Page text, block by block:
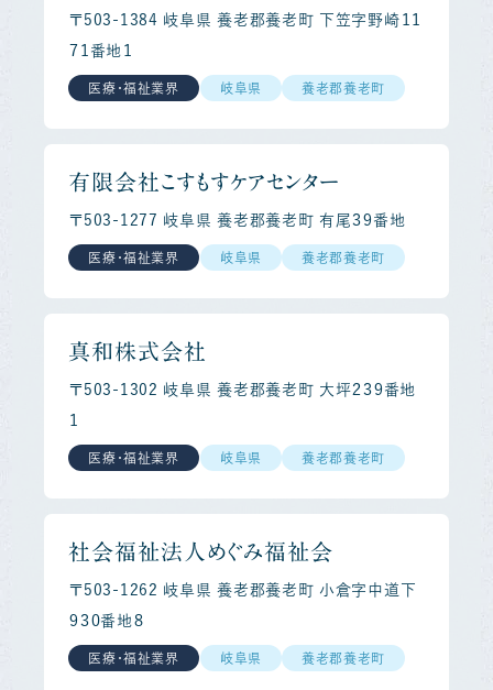
〒503-1384 岐阜県 養老郡養老町 下笠字野崎１１
７１番地１
医療・福祉業界 岐阜県 養老郡養老町
有限会社こすもすケアセンター
〒503-1277 岐阜県 養老郡養老町 有尾３９番地
医療・福祉業界 岐阜県 養老郡養老町
真和株式会社
〒503-1302 岐阜県 養老郡養老町 大坪２３９番地
１
医療・福祉業界 岐阜県 養老郡養老町
社会福祉法人めぐみ福祉会
〒503-1262 岐阜県 養老郡養老町 小倉字中道下
９３０番地８
医療・福祉業界 岐阜県 養老郡養老町